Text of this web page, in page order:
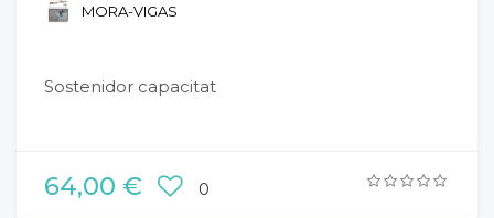
MORA-VIGAS
Sostenidor capacitat
64,00 € 0